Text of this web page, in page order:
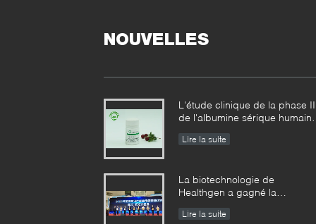
NOUVELLES
L'étude clinique de la phase II
de l'albumine sérique
dérivée a réalisé des résultats
Lire la suite
La biotechnologie de
Healthgen a gagné la
concurrence de haute valeur
Lire la suite